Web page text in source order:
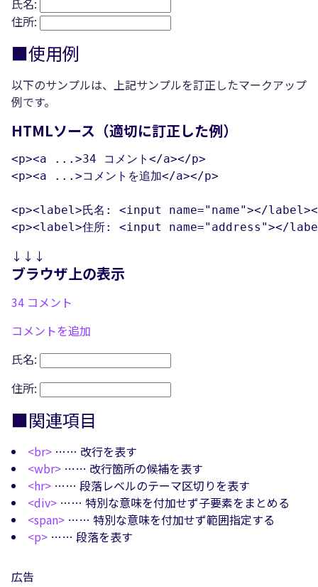
氏名:
住所:
■使用例
以下のサンプルは、上記サンプルを訂正したマークアップ
例です。
HTMLソース（適切に訂正した例）
<p><a ...>34 コメント</a></p>
<p><a ...>コメントを追加</a></p>
<p><label>氏名: <input name="name"></
<p><label>住所: <input name="address"></
↓↓↓
ブラウザ上の表示
34 コメント
コメントを追加
氏名:
住所:
■関連項目
<br> …… 改行を表す
<wbr> …… 改行箇所の候補を表す
<hr> …… 段落レベルのテーマ区切りを表す
<div> …… 特別な意味を付加せず子要素をまとめる
<span> …… 特別な意味を付加せず範囲指定する
<p> …… 段落を表す
広告